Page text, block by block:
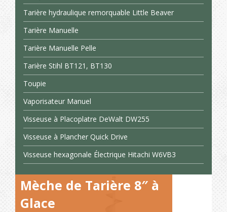
Tarière hydraulique remorquable Little Beaver
Tarière Manuelle
Tarière Manuelle Pelle
Tarière Stihl BT121, BT130
Toupie
Vaporisateur Manuel
Visseuse à Placoplatre DeWalt DW255
Visseuse à Plancher Quick Drive
Visseuse hexagonale Électrique Hitachi W6VB3
Mèche de Tarière 8″ à
Glace